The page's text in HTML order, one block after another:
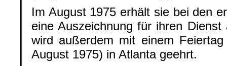
Im August 1975 erhält sie bei den
eine Auszeichnung für ihren
wird außerdem mit einem
August 1975) in Atlanta geehrt.